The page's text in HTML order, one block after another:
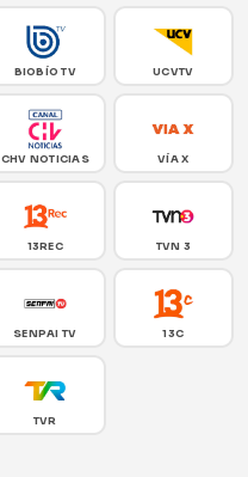
BIOBÍO TV UCVTV
CHV NOTICIAS VÍA X
13REC TVN 3
SENPAI TV 13C
TVR